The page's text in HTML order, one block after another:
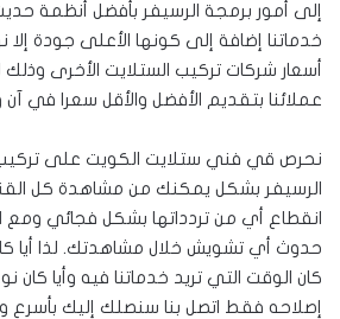
إلى أمور برمجة الرسيفر بأفضل أنظمة
خدماتنا إضافة إلى كونها الأعلى جودة إلا
أسعار شركات تركيب الستلايت الأخرى وذلك
عملائنا بتقديم الأفضل والأقل سعرا في آن
نحرص قي فني ستلايت الكويت على تركيب
الرسيفر بشكل يمكنك من مشاهدة كل
انقطاع أي من تردداتها بشكل فجائي
حدوث أي تشويش خلال مشاهدتك. لذا أيا
كان الوقت التي تريد خدماتنا فيه وأيا كان
إصلاحه فقط اتصل بنا سنصلك إليك